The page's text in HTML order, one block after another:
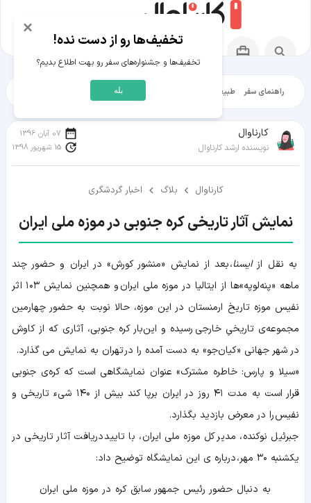
راهنمای سفر طبیعت‌گردی شهرگردی
کارناوال
نویسنده ارشد کارناوال
07 آبان 1396
15 شهریور 1398
کارناوال بلاگ اخبار گردشگری
نمایش آثار تاریخی کره جنوبی در موزه ملی ایران
به نقل ازایسنا، بعد از نمایش «منشور کورش» در ایران و حضور چند
ماهه «پنه‌لوپه»ها از ایتالیا در موزه ملی ایران و همچنین نمایش ۱۰۳ اثر
نفیس موزه تاریخ ارمنستان در این موزه، حالا نوبت به حضور چهارمین
مجموعه‌ی تاریخیِ خارجی رسیده و این‌بار کره جنوبی، آثاری که از کاوش
در شهر جهانی «کیان‌جو» به دست آمده را در تهران به نمایش می گذارد.
«سیلا و پارس: خاطره مشترک» عنوان نمایشگاهی است که کره‌ی جنوبی
قرار است به مدت ۴۱ روز در ایران برپا کند بیش از ۱۴۰ شیء تاریخی و
نفیس را در معرض بازدید بگذارد.
جبرئیل نوکنده، مدیر کل موزه ملی ایران، با تایید دریافت آثار تاریخی در
یکشنبه ۳۰ مهر، درباره ی این نمایشگاه توضیح داد:
به دنبال حضور رئیس جمهور سابق کره در موزه ملی ایران
×
تخفیف‌ها رو از دست نده!
تخفیف‌ها و جشنواره‌های سفر رو بهت اطلاع بدیم؟
بله